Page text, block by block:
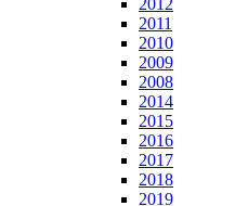
2012
2011
2010
2009
2008
2014
2015
2016
2017
2018
2019